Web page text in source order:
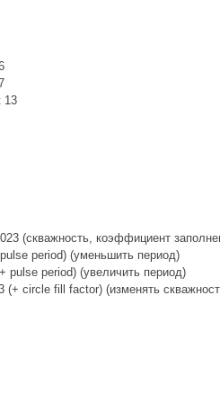
13
(скважность, коэффициент
period) (уменьшить период)
pulse period) (увеличить период)
(+ circle fill factor) (изменять